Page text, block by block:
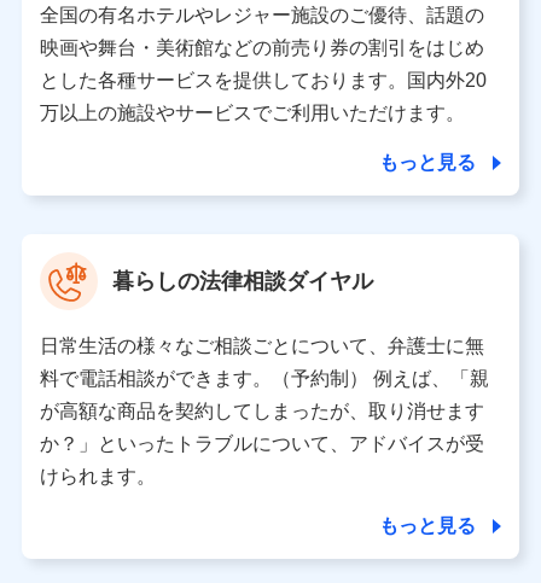
当該個人データを取り扱う各共同利用者（詳細は次のとお
り）
東京都千代田区永田町2丁目11番1号 山王パークタワー
株式会社NTTドコモ 代表取締役社長 前田 義晃
東京都中央区日本橋人形町2-14-10 アーバンネット日本橋
ビル 3F
※ 当社および株式会社NTTドコモは、お客さまの情報を利
データ憲章」に定める行動原則を順守します 。
※ パーソナルデータダッシュボードの「第三者提供の管
理」の設定状態にかかわらず、共同利用する場合がありま
※ dポイントクラブ会員ではないお客さま（2019年12月11
日以降、一度もdポイントクラブ会員であったことがないお
個人データは、こちら の利用目的の範囲内に限って共同利
用します。
全国の有名ホテルやレジャー施設のご優待、話題の
映画や舞台・美術館などの前売り券の割引をはじめ
とした各種サービスを提供しております。国内外20
万以上の施設やサービスでご利用いただけます。
もっと見る
暮らしの法律相談ダイヤル
日常生活の様々なご相談ごとについて、弁護士に無
料で電話相談ができます。（予約制） 例えば、「親
が高額な商品を契約してしまったが、取り消せます
か？」といったトラブルについて、アドバイスが受
けられます。
もっと見る